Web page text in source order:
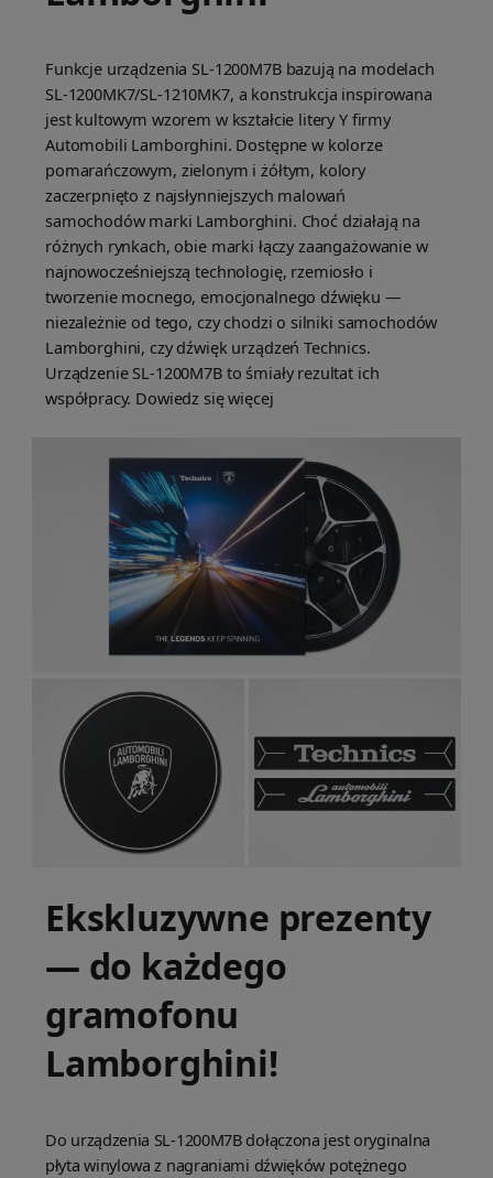
Funkcje urządzenia SL-1200M7B bazują na modelach
SL-1200MK7/SL-1210MK7, a konstrukcja inspirowana
jest kultowym wzorem w kształcie litery Y firmy
Automobili Lamborghini. Dostępne w kolorze
pomarańczowym, zielonym i żółtym, kolory
zaczerpnięto z najsłynniejszych malowań
samochodów marki Lamborghini. Choć działają na
różnych rynkach, obie marki łączy zaangażowanie w
najnowocześniejszą technologię, rzemiosło i
tworzenie mocnego, emocjonalnego dźwięku —
niezależnie od tego, czy chodzi o silniki samochodów
Lamborghini, czy dźwięk urządzeń Technics.
Urządzenie SL-1200M7B to śmiały rezultat ich
współpracy. Dowiedz się więcej
Ekskluzywne prezenty
— do każdego
gramofonu
Lamborghini!
Do urządzenia SL-1200M7B dołączona jest oryginalna
płyta winylowa z nagraniami dźwięków potężnego